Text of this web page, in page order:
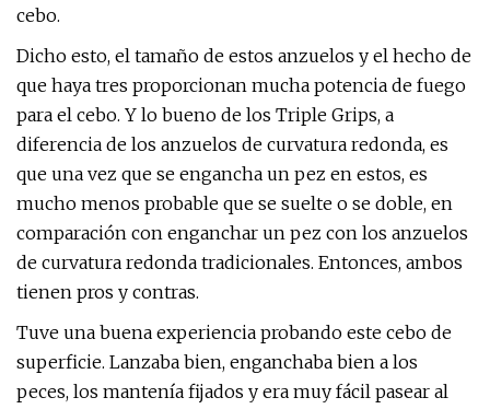
cebo.
Dicho esto, el tamaño de estos anzuelos y el hecho de
que haya tres proporcionan mucha potencia de fuego
para el cebo. Y lo bueno de los Triple Grips, a
diferencia de los anzuelos de curvatura redonda, es
que una vez que se engancha un pez en estos, es
mucho menos probable que se suelte o se doble, en
comparación con enganchar un pez con los anzuelos
de curvatura redonda tradicionales. Entonces, ambos
tienen pros y contras.
Tuve una buena experiencia probando este cebo de
superficie. Lanzaba bien, enganchaba bien a los
peces, los mantenía fijados y era muy fácil pasear al